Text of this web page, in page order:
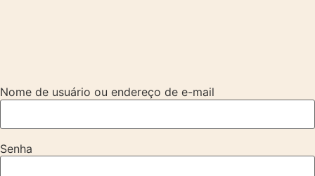
Nome de usuário ou endereço de e-mail
Senha